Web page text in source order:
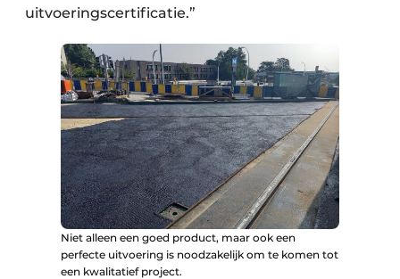
uitvoeringscertificatie.”
Niet alleen een goed product, maar ook een
perfecte uitvoering is noodzakelijk om te komen tot
een kwalitatief project.